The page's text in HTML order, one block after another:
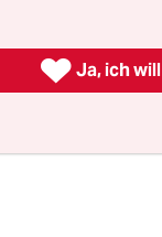
 Ja, ich will